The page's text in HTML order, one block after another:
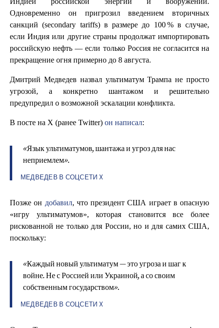
Одновременно он пригрозил введением вторичных
санкций (secondary tariffs) в размере до 100 % в случае,
если Индия или другие страны продолжат импортировать
российскую нефть — если только Россия не согласится на
прекращение огня примерно до 8 августа.
Дмитрий Медведев назвал ультиматум Трампа не просто
угрозой, а конкретно шантажом и решительно
предупредил о возможной эскалации конфликта.
В посте на X (ранее Twitter) он написал:
«Язык ультиматумов, шантажа и угроз для нас
неприемлем».
МЕДВЕДЕВ В СОЦСЕТИ X
Позже он добавил, что президент США играет в опасную
«игру ультиматумов», которая становится все более
рискованной не только для России, но и для самих США,
поскольку:
«Каждый новый ультиматум — это угроза и шаг к
войне. Не с Россией или Украиной, а со своим
собственным государством».
МЕДВЕДЕВ В СОЦСЕТИ X